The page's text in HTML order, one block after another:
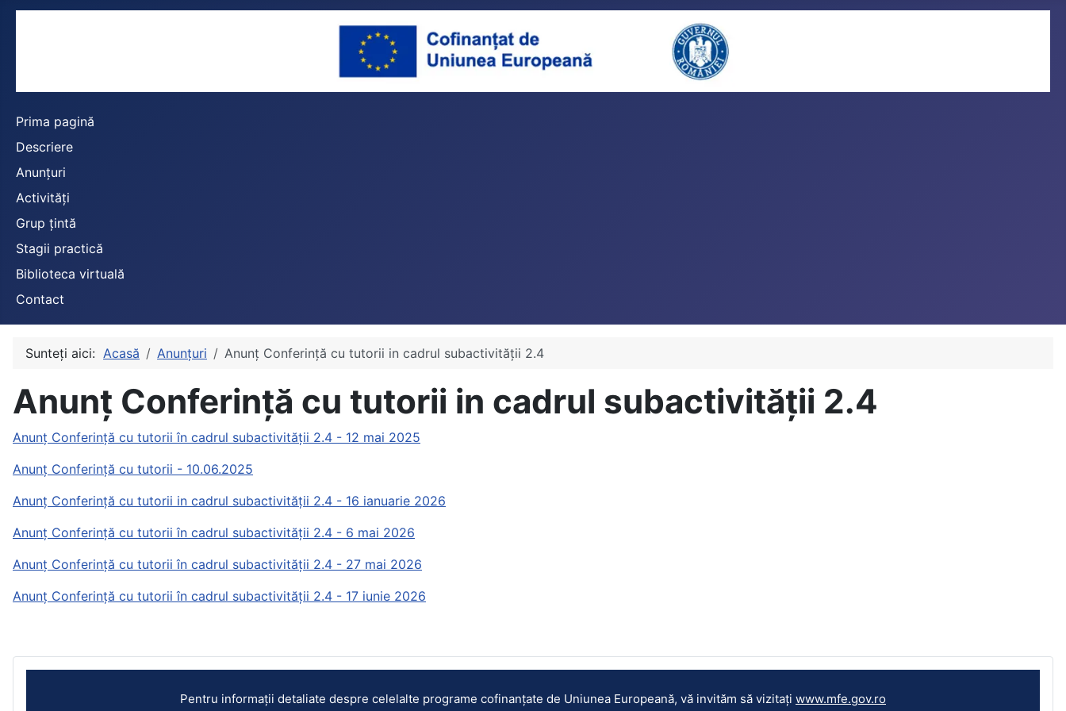
Prima pagină
Descriere
Anunțuri
Activități
Grup țintă
Stagii practică
Biblioteca virtuală
Contact
Sunteți aici: Acasă Anunțuri Anunț Conferință cu tutorii in cadrul subactivității 2.4
Anunț Conferință cu tutorii in cadrul subactivității 2.4
Anunț Conferință cu tutorii în cadrul subactivității 2.4 - 12 mai 2025
Anunț Conferință cu tutorii - 10.06.2025
Anunț Conferință cu tutorii in cadrul subactivității 2.4 - 16 ianuarie 2026
Anunț Conferință cu tutorii în cadrul subactivității 2.4 - 6 mai 2026
Anunț Conferință cu tutorii în cadrul subactivității 2.4 - 27 mai 2026
Anunț Conferință cu tutorii în cadrul subactivității 2.4 - 17 iunie 2026
Pentru informații detaliate despre celelalte programe cofinanțate de Uniunea Europeană, vă invităm să vizitați www.mfe.gov.ro